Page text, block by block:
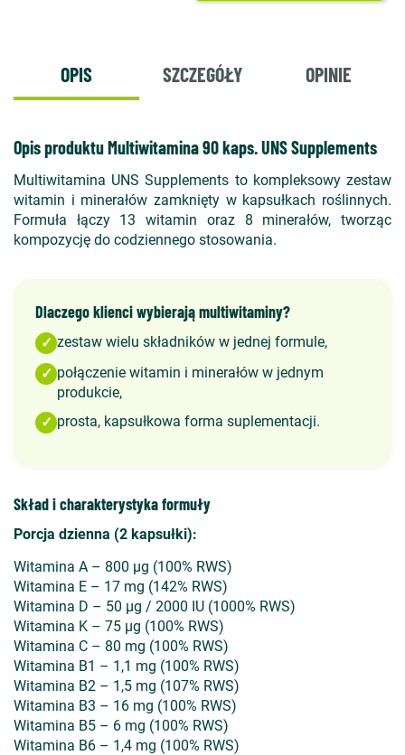
OPIS SZCZEGÓŁY OPINIE
Opis produktu Multiwitamina 90 kaps. UNS Supplements
Multiwitamina UNS Supplements to kompleksowy zestaw
witamin i minerałów zamknięty w kapsułkach roślinnych.
Formuła łączy 13 witamin oraz 8 minerałów, tworząc
kompozycję do codziennego stosowania.
Dlaczego klienci wybierają multiwitaminy?
✓ zestaw wielu składników w jednej formule,
✓ połączenie witamin i minerałów w jednym
produkcie,
✓ prosta, kapsułkowa forma suplementacji.
Skład i charakterystyka formuły
Porcja dzienna (2 kapsułki):
Witamina A – 800 µg (100% RWS)
Witamina E – 17 mg (142% RWS)
Witamina D – 50 µg / 2000 IU (1000% RWS)
Witamina K – 75 µg (100% RWS)
Witamina C – 80 mg (100% RWS)
Witamina B1 – 1,1 mg (100% RWS)
Witamina B2 – 1,5 mg (107% RWS)
Witamina B3 – 16 mg (100% RWS)
Witamina B5 – 6 mg (100% RWS)
Witamina B6 – 1,4 mg (100% RWS)